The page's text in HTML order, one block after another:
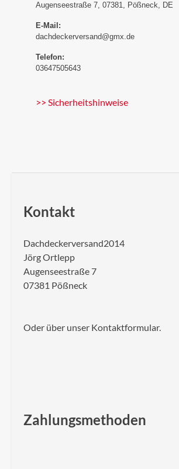
Augenseestraße 7, 07381, Pößneck, DE
E-Mail:
dachdeckerversand@gmx.de
Telefon:
03647505643
>> Sicherheitshinweise
Kontakt
Dachdeckerversand2014
Jörg Ortlepp
Augenseestraße 7
07381 Pößneck
Oder über unser Kontaktformular.
Zahlungsmethoden